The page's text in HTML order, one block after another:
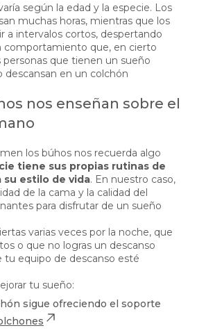
según la edad y la especie. Los
muchas horas, mientras que los
a intervalos cortos, despertando
comportamiento que, en cierto
personas que tienen un sueño
en un colchón
nos enseñan sobre el
los búhos nos recuerda algo
tiene sus propias rutinas de
su estilo de vida. En nuestro caso,
de la cama y la calidad del
para disfrutar de un sueño
varias veces por la noche, que
o que no logras un descanso
tu equipo de descanso esté
tu sueño:
sigue ofreciendo el soporte